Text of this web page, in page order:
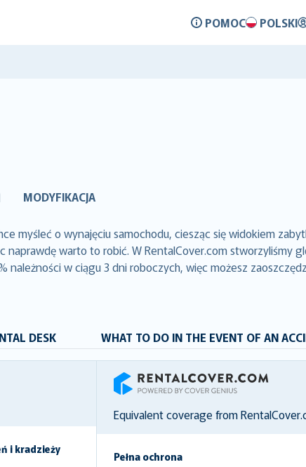
POMOC POLSKI
MODYFIKACJA
myśleć o wynajęciu samochodu, ciesząc się widokiem
warto to robić. W RentalCover.com stworzyliśmy
należności w ciągu 3 dni roboczych, więc możesz
DESK WHAT TO DO IN THE EVENT OF AN
i kradzieży
RentalCover
Equivalent coverage from
Pełna ochrona